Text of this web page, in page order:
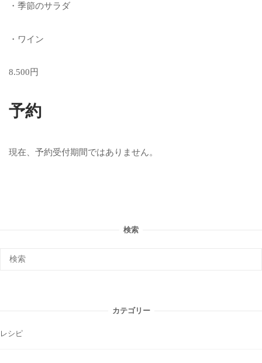
・季節のサラダ
・ワイン
8.500円
予約
現在、予約受付期間ではありません。
検索
カテゴリー
レシピ